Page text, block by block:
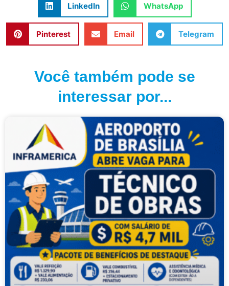
LinkedIn WhatsApp
Pinterest Email Telegram
Você também pode se
interessar por...